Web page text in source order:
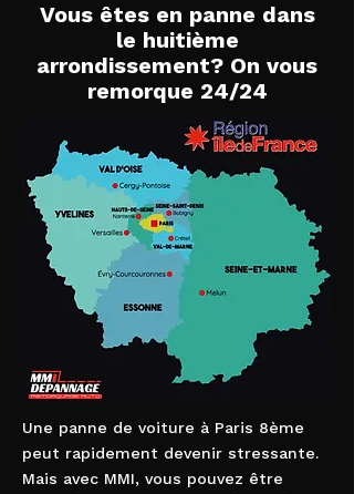
Vous êtes en panne dans
le huitième
arrondissement? On vous
remorque 24/24
Une panne de voiture à Paris 8ème
peut rapidement devenir stressante.
Mais avec MMI, vous pouvez être